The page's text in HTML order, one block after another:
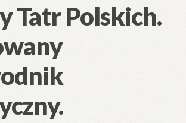
Tatr Polskich.